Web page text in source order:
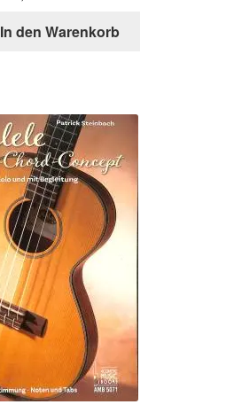
In den Warenkorb